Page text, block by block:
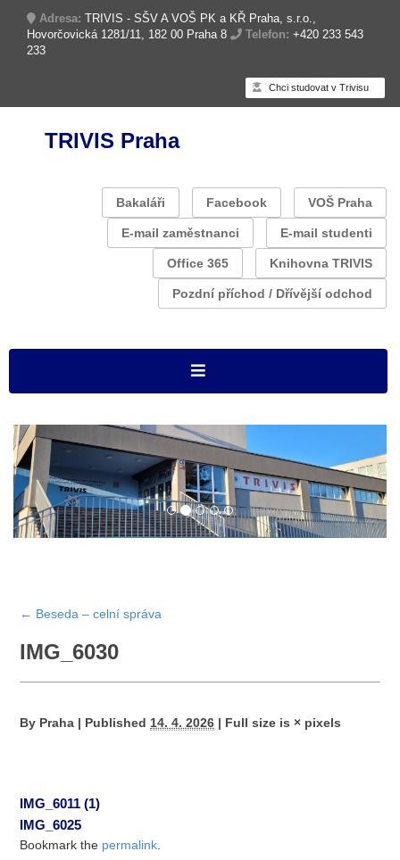
Adresa: TRIVIS - SŠV A VOŠ PK a KŘ Praha, s.r.o.,
Hovorčovická 1281/11, 182 00 Praha 8
Telefon: +420 233 543
233
Chci studovat v Trivisu
TRIVIS Praha
Bakaláři Facebook VOŠ Praha
E-mail zaměstnanci E-mail studenti
Office 365 Knihovna TRIVIS
Pozdní příchod / Dřívější odchod
← Beseda – celní správa
IMG_6030
By Praha | Published 14. 4. 2026 | Full size is × pixels
IMG_6011 (1)
IMG_6025
Bookmark the permalink